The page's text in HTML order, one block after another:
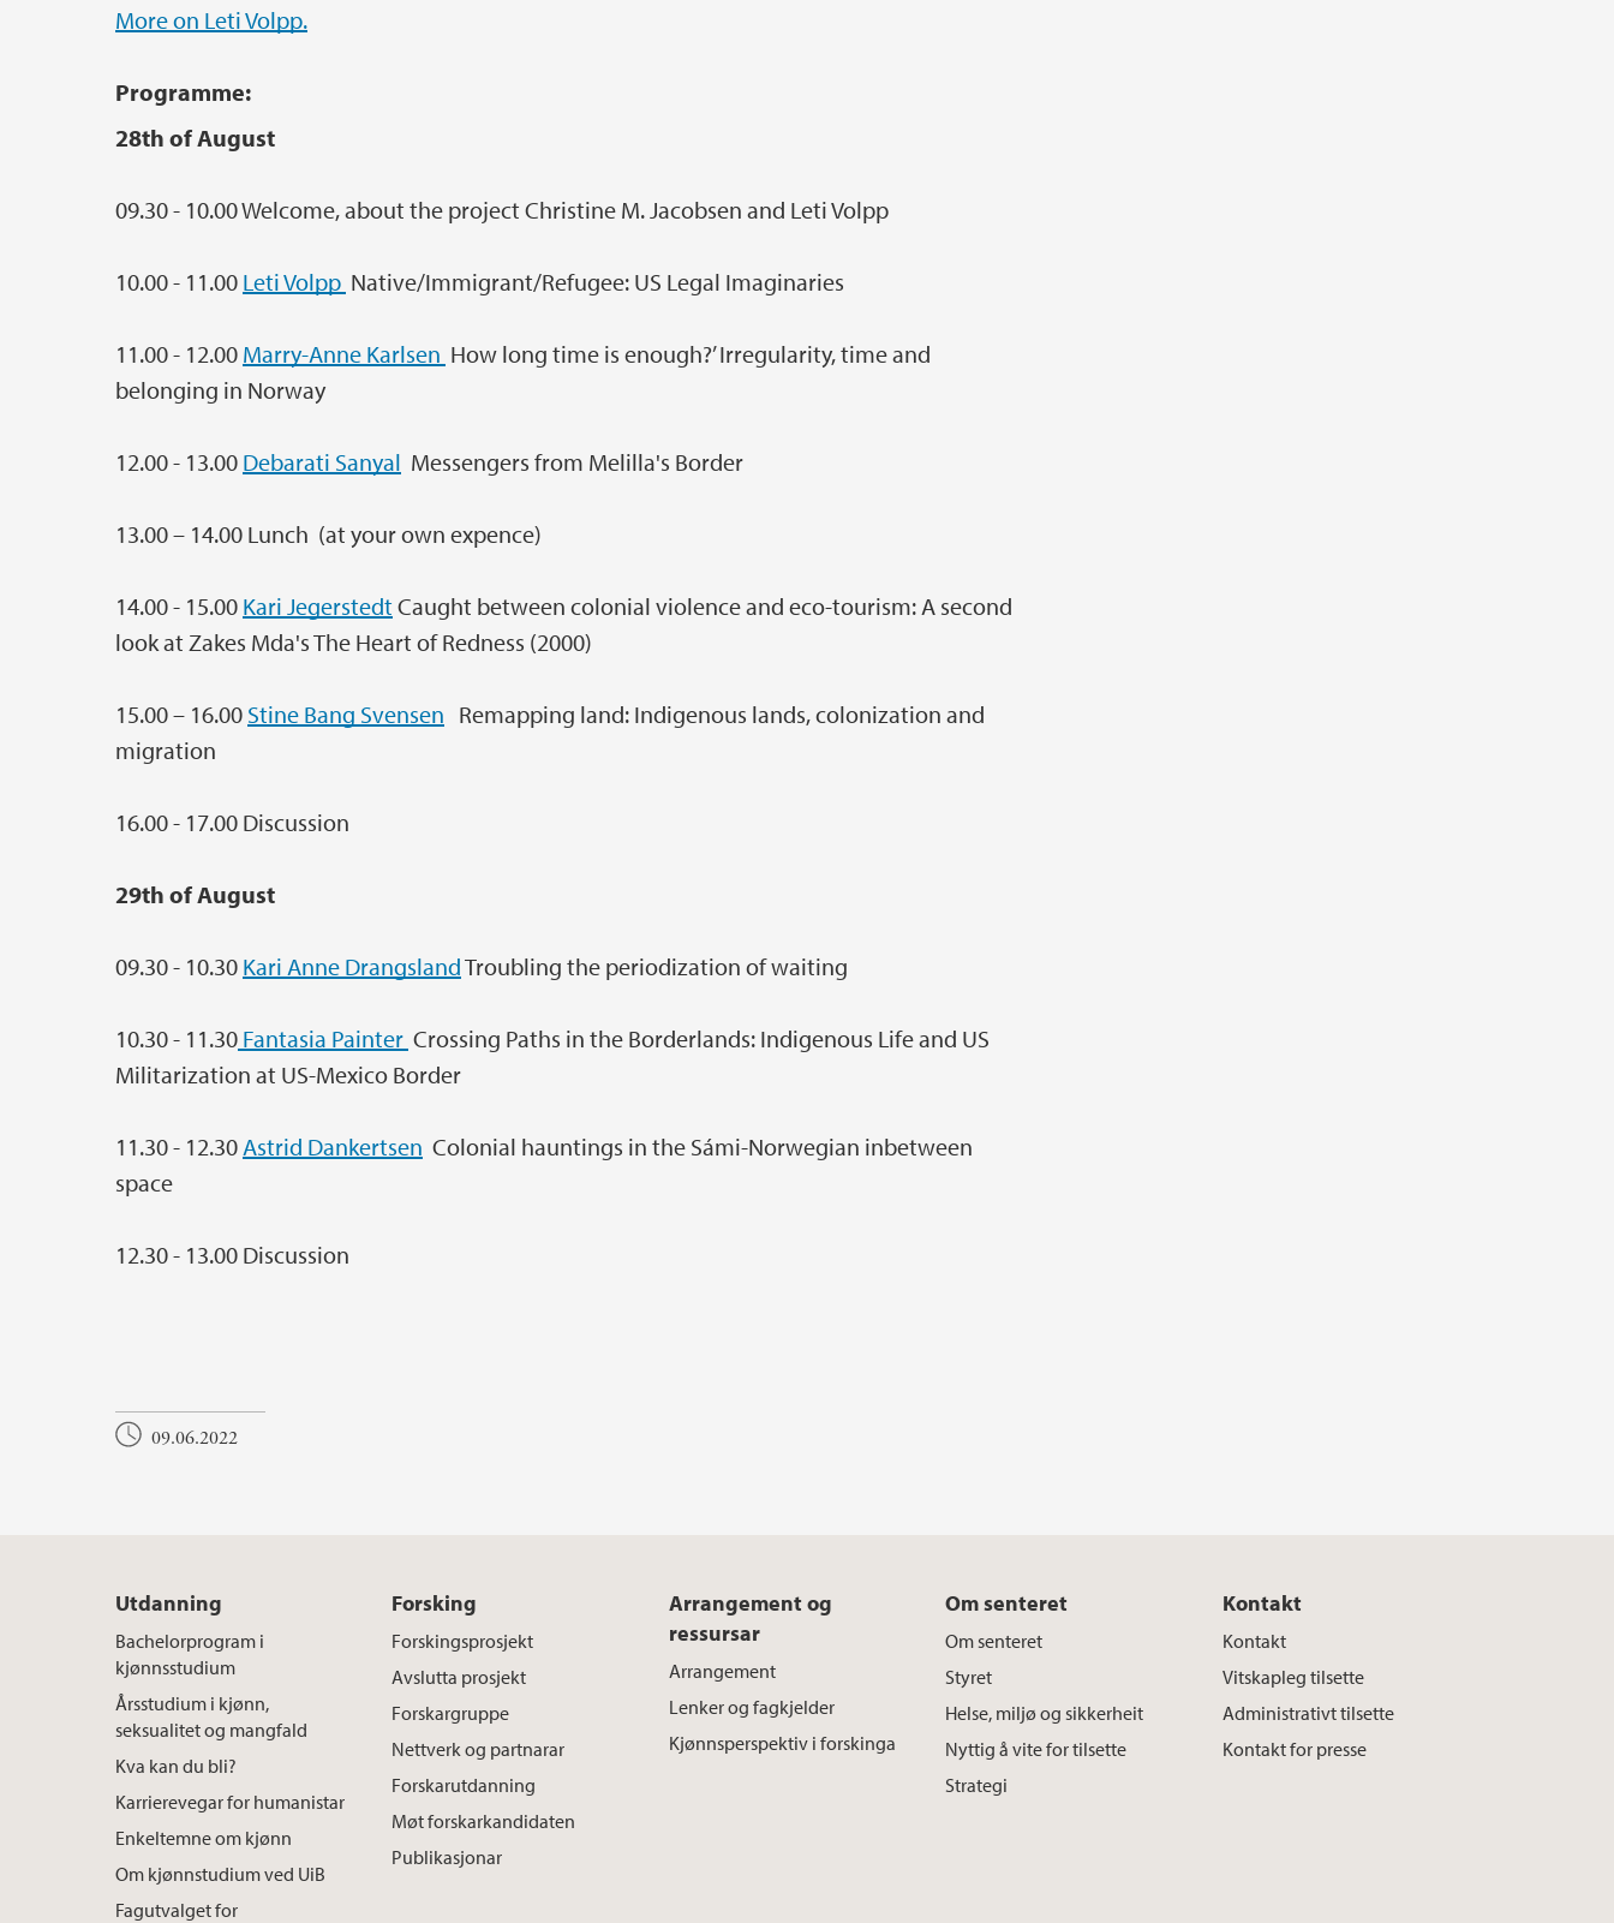
More on Leti Volpp.
Programme:
28th of August
09.30 - 10.00 Welcome, about the project Christine M. Jacobsen and Leti Volpp
10.00 - 11.00 Leti Volpp Native/Immigrant/Refugee: US Legal Imaginaries
11.00 - 12.00 Marry-Anne Karlsen How long time is enough?’ Irregularity, time and
belonging in Norway
12.00 - 13.00 Debarati Sanyal Messengers from Melilla's Border
13.00 – 14.00 Lunch (at your own expence)
14.00 - 15.00 Kari Jegerstedt Caught between colonial violence and eco-tourism: A second
look at Zakes Mda's The Heart of Redness (2000)
15.00 – 16.00 Stine Bang Svensen Remapping land: Indigenous lands, colonization and
migration
16.00 - 17.00 Discussion
29th of August
09.30 - 10.30 Kari Anne DrangslandTroubling the periodization of waiting
10.30 - 11.30 Fantasia Painter Crossing Paths in the Borderlands: Indigenous Life and US
Militarization at US-Mexico Border
11.30 - 12.30Astrid Dankertsen Colonial hauntings in the Sámi-Norwegian inbetween
space
12.30 - 13.00 Discussion
09.06.2022
Utdanning
Bachelorprogram i
kjønnsstudium
Årsstudium i kjønn,
seksualitet og mangfald
Kva kan du bli?
Karrierevegar for humanistar
Enkeltemne om kjønn
Om kjønnstudium ved UiB
Fagutvalget for
Forsking
Forskingsprosjekt
Avslutta prosjekt
Forskargruppe
Nettverk og partnarar
Forskarutdanning
Møt forskarkandidaten
Publikasjonar
Arrangement og
ressursar
Arrangement
Lenker og fagkjelder
Kjønnsperspektiv i forskinga
Om senteret
Om senteret
Styret
Helse, miljø og sikkerheit
Nyttig å vite for tilsette
Strategi
Kontakt
Kontakt
Vitskapleg tilsette
Administrativt tilsette
Kontakt for presse